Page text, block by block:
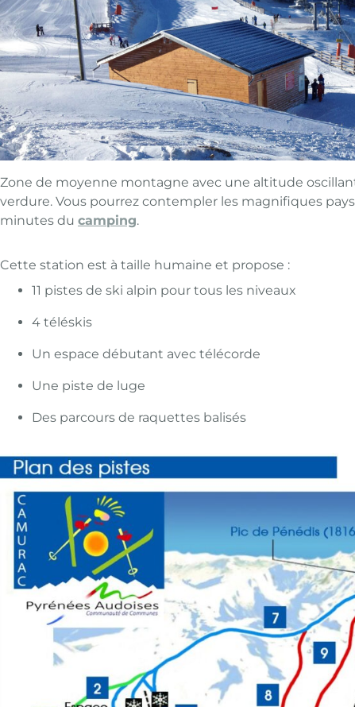
Zone de moyenne montagne avec une altitude
verdure. Vous pourrez contempler les magnifiques
minutes du camping.
Cette station est à taille humaine et propose :
11 pistes de ski alpin pour tous les niveaux
4 téléskis
Un espace débutant avec télécorde
Une piste de luge
Des parcours de raquettes balisés